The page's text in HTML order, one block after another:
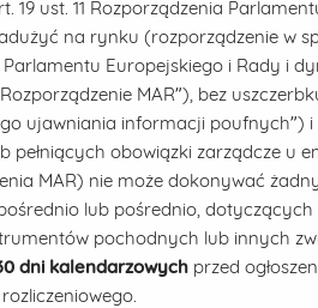
19 ust. 11 Rozporządzenia
na rynku (rozporządzenie w
Europejskiego i Rady i
MAR”), bez
ujawniania informacji poufnych”)
pełniących obowiązki zarządcze u
MAR) nie może dokonywać
lub pośrednio,
pochodnych lub innych
dni kalendarzowych przed